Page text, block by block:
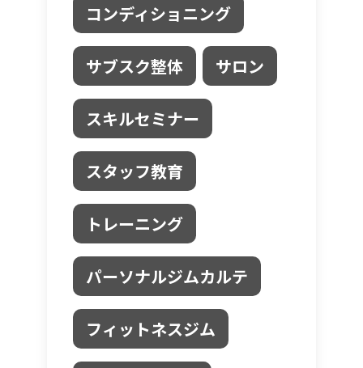
コンディショニング
サブスク整体 サロン
スキルセミナー
スタッフ教育
トレーニング
パーソナルジムカルテ
フィットネスジム